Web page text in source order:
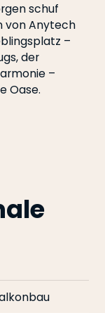
schuf
von Anytech
–
der
–
Oase.